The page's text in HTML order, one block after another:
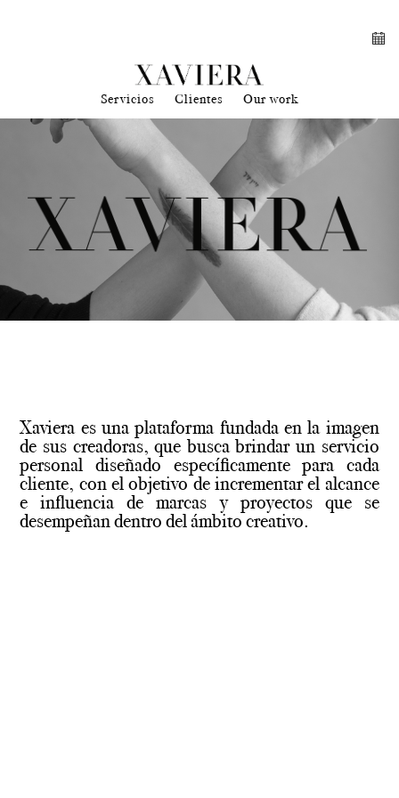
Servicios Clientes Our work
Xaviera es una plataforma fundada en la imagen
de sus creadoras, que busca brindar un servicio
personal diseñado específicamente para cada
cliente, con el objetivo de incrementar el alcance
e influencia de marcas y proyectos que se
desempeñan dentro del ámbito creativo.